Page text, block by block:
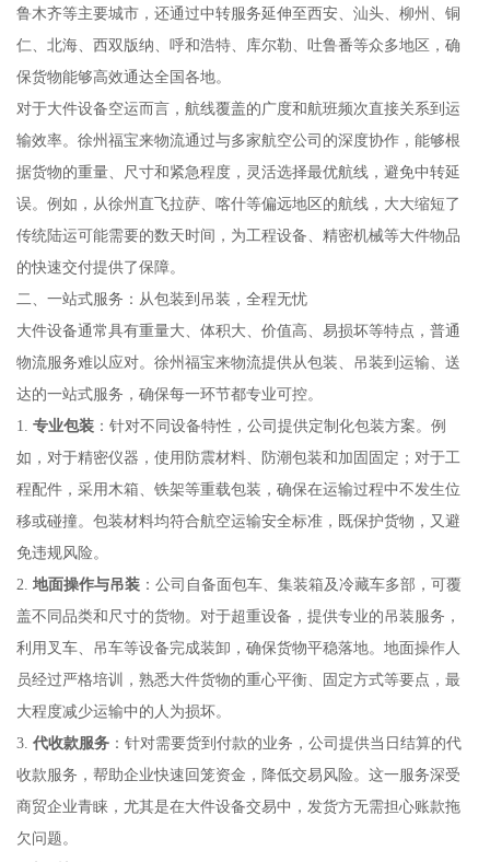
鲁木齐等主要城市，还通过中转服务延伸至西安、汕头、柳州、铜
仁、北海、西双版纳、呼和浩特、库尔勒、吐鲁番等众多地区，确
保货物能够高效通达全国各地。
对于大件设备空运而言，航线覆盖的广度和航班频次直接关系到运
输效率。徐州福宝来物流通过与多家航空公司的深度协作，能够根
据货物的重量、尺寸和紧急程度，灵活选择最优航线，避免中转延
误。例如，从徐州直飞拉萨、喀什等偏远地区的航线，大大缩短了
传统陆运可能需要的数天时间，为工程设备、精密机械等大件物品
的快速交付提供了保障。
二、一站式服务：从包装到吊装，全程无忧
大件设备通常具有重量大、体积大、价值高、易损坏等特点，普通
物流服务难以应对。徐州福宝来物流提供从包装、吊装到运输、送
达的一站式服务，确保每一环节都专业可控。
1. 专业包装：针对不同设备特性，公司提供定制化包装方案。例
如，对于精密仪器，使用防震材料、防潮包装和加固固定；对于工
程配件，采用木箱、铁架等重载包装，确保在运输过程中不发生位
移或碰撞。包装材料均符合航空运输安全标准，既保护货物，又避
免违规风险。
2. 地面操作与吊装：公司自备面包车、集装箱及冷藏车多部，可覆
盖不同品类和尺寸的货物。对于超重设备，提供专业的吊装服务，
利用叉车、吊车等设备完成装卸，确保货物平稳落地。地面操作人
员经过严格培训，熟悉大件货物的重心平衡、固定方式等要点，最
大程度减少运输中的人为损坏。
3. 代收款服务：针对需要货到付款的业务，公司提供当日结算的代
收款服务，帮助企业快速回笼资金，降低交易风险。这一服务深受
商贸企业青睐，尤其是在大件设备交易中，发货方无需担心账款拖
欠问题。